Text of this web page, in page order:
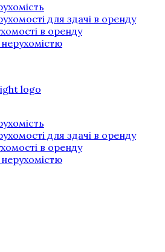
для здачі в оренду
в оренду
для здачі в оренду
в оренду